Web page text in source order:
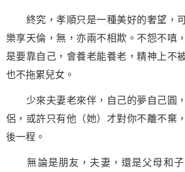
終究，孝順只是一種美好的奢望，可
樂享天倫，無，亦兩不相欺。不怨不嗔
是要靠自己，會養老能養老，精神上不
也不拖累兒女。
少來夫妻老來伴，自己的夢自己圓
侶，或許只有他（她）才對你不離不棄
後一程。
無論是朋友，夫妻，還是父母和子